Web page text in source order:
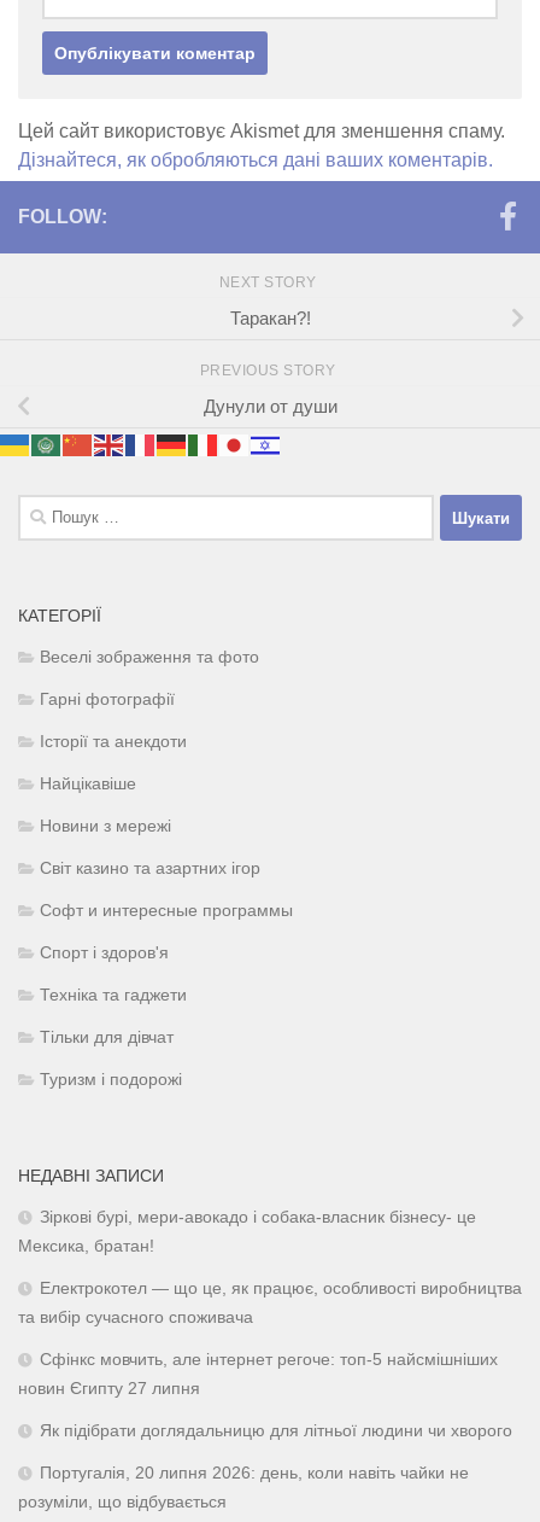
Цей сайт використовує Akismet для зменшення спаму.
Дізнайтеся, як обробляються дані ваших коментарів.
FOLLOW:
NEXT STORY
Таракан?!
PREVIOUS STORY
Дунули от души
Пошук:
КАТЕГОРІЇ
Веселі зображення та фото
Гарні фотографії
Історії та анекдоти
Найцікавіше
Новини з мережі
Світ казино та азартних ігор
Софт и интересные программы
Спорт і здоров'я
Техніка та гаджети
Тільки для дівчат
Туризм і подорожі
НЕДАВНІ ЗАПИСИ
Зіркові бурі, мери-авокадо і собака-власник бізнесу- це
Мексика, братан!
Електрокотел — що це, як працює, особливості виробництва
та вибір сучасного споживача
Сфінкс мовчить, але інтернет регоче: топ-5 найсмішніших
новин Єгипту 27 липня
Як підібрати доглядальницю для літньої людини чи хворого
Португалія, 20 липня 2026: день, коли навіть чайки не
розуміли, що відбувається